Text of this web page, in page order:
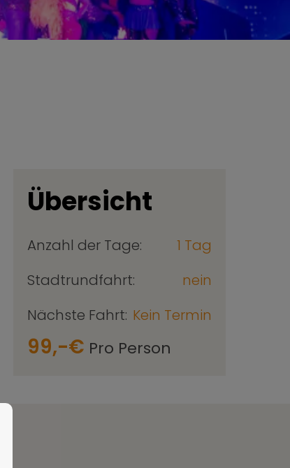
Übersicht
Anzahl der Tage:
1 Tag
Stadtrundfahrt:
nein
Nächste Fahrt: Kein Termin
99,-€ Pro Person